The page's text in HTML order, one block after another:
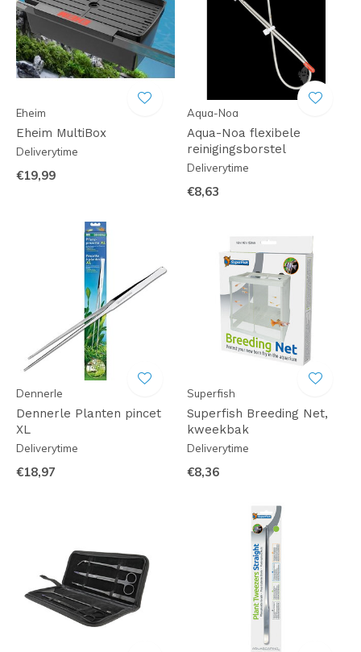
Eheim
Eheim MultiBox
Deliverytime
€19,99
Aqua-Noa
Aqua-Noa flexibele
reinigingsborstel
Deliverytime
€8,63
Dennerle
Dennerle Planten pincet
XL
Deliverytime
€18,97
Superfish
Superfish Breeding Net,
kweekbak
Deliverytime
€8,36